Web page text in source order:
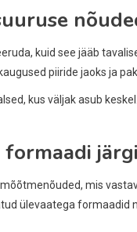
kuid see jääb
piiride jaoks ja
kus väljak asub
järgi
mis
ülevaatega formaadid